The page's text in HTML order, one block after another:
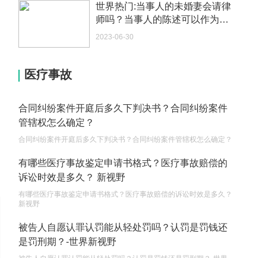
2023-05-04
你好 我需要申请去美国结婚的签证 过程是什么？
代理权的产生原因是什么？当我国没有外贸经营权
权利和责任是什么？
2023-05-04
单纯的遗产赠要缴税吗？
遗产继承必须要公证吗？
世界热门:当事人的未婚妻会请律
师吗？当事人的陈述可以作为证
据吗？
2023-06-30
医疗事故
合同纠纷案件开庭后多久下判决书？合同纠纷案件
管辖权怎么确定？
合同纠纷案件开庭后多久下判决书？合同纠纷案件管辖权怎么确定？
有哪些医疗事故鉴定申请书格式？医疗事故赔偿的
诉讼时效是多久？ 新视野
有哪些医疗事故鉴定申请书格式？医疗事故赔偿的诉讼时效是多久？
新视野
被告人自愿认罪认罚能从轻处罚吗？认罚是罚钱还
是罚刑期？-世界新视野